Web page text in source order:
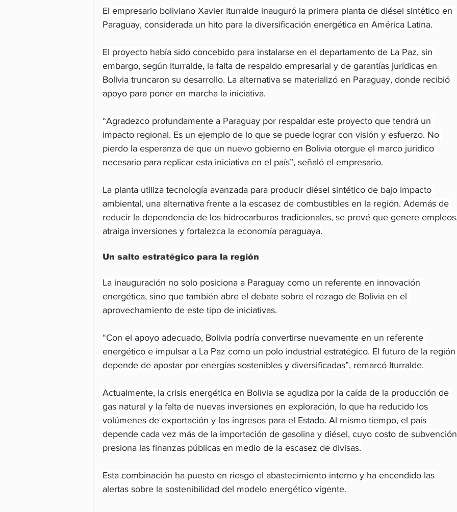
El empresario boliviano Xavier Iturralde inauguró la primera planta de diésel sintético en
Paraguay, considerada un hito para la diversificación energética en América Latina.
El proyecto había sido concebido para instalarse en el departamento de La Paz, sin
embargo, según Iturralde, la falta de respaldo empresarial y de garantías jurídicas en
Bolivia truncaron su desarrollo. La alternativa se materializó en Paraguay, donde recibió
apoyo para poner en marcha la iniciativa.
“Agradezco profundamente a Paraguay por respaldar este proyecto que tendrá un
impacto regional. Es un ejemplo de lo que se puede lograr con visión y esfuerzo. No
pierdo la esperanza de que un nuevo gobierno en Bolivia otorgue el marco jurídico
necesario para replicar esta iniciativa en el país”, señaló el empresario.
La planta utiliza tecnología avanzada para producir diésel sintético de bajo impacto
ambiental, una alternativa frente a la escasez de combustibles en la región. Además de
reducir la dependencia de los hidrocarburos tradicionales, se prevé que genere empleos,
atraiga inversiones y fortalezca la economía paraguaya.
Un salto estratégico para la región
La inauguración no solo posiciona a Paraguay como un referente en innovación
energética, sino que también abre el debate sobre el rezago de Bolivia en el
aprovechamiento de este tipo de iniciativas.
“Con el apoyo adecuado, Bolivia podría convertirse nuevamente en un referente
energético e impulsar a La Paz como un polo industrial estratégico. El futuro de la región
depende de apostar por energías sostenibles y diversificadas”, remarcó Iturralde.
Actualmente, la crisis energética en Bolivia se agudiza por la caída de la producción de
gas natural y la falta de nuevas inversiones en exploración, lo que ha reducido los
volúmenes de exportación y los ingresos para el Estado. Al mismo tiempo, el país
depende cada vez más de la importación de gasolina y diésel, cuyo costo de subvención
presiona las finanzas públicas en medio de la escasez de divisas.
Esta combinación ha puesto en riesgo el abastecimiento interno y ha encendido las
alertas sobre la sostenibilidad del modelo energético vigente.